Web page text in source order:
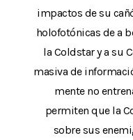
impactos de su
holofotónicas de a
la Coldstar y a su
masiva de
mente no
permiten que la
sobre sus